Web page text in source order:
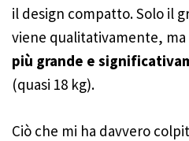
il design compatto. Solo il
viene qualitativamente, ma
più grande e
(quasi 18 kg).
Ciò che mi ha davvero